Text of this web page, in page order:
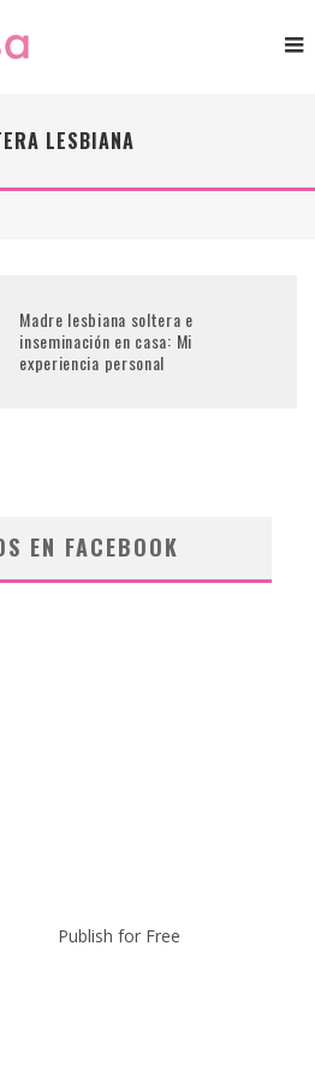
LESBIANA
Madre lesbiana soltera e
inseminación en casa: Mi
experiencia personal
EN FACEBOOK
Publish for Free